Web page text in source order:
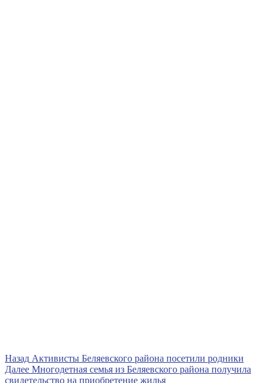
Навигация
по
Назад Предыдущая
запись
Активисты Беляевского района посетили родники
Далее Следующая
запись
Многодетная семья из Беляевского района получила
свидетельство на приобретение жилья